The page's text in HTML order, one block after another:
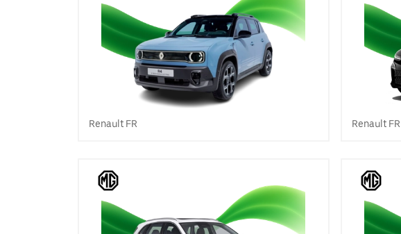
Renault FR Renault FR